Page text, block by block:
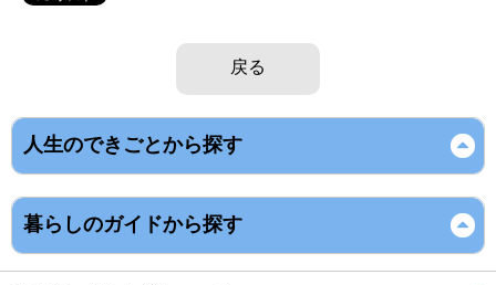
戻る
人生のできごとから探す
暮らしのガイドから探す